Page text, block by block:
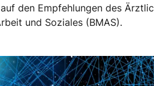
den Empfehlungen des
und Soziales (BMAS).